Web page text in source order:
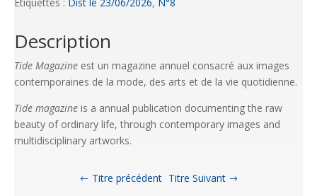
Description
Tide Magazine est un magazine annuel consacré aux images
contemporaines de la mode, des arts et de la vie quotidienne.
Tide magazine is a annual publication documenting the raw
beauty of ordinary life, through contemporary images and
multidisciplinary artworks.
Titre précédent Titre Suivant